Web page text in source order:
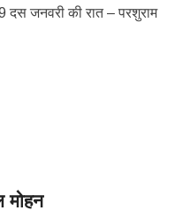
जनवरी की रात – परशुराम
मोहन